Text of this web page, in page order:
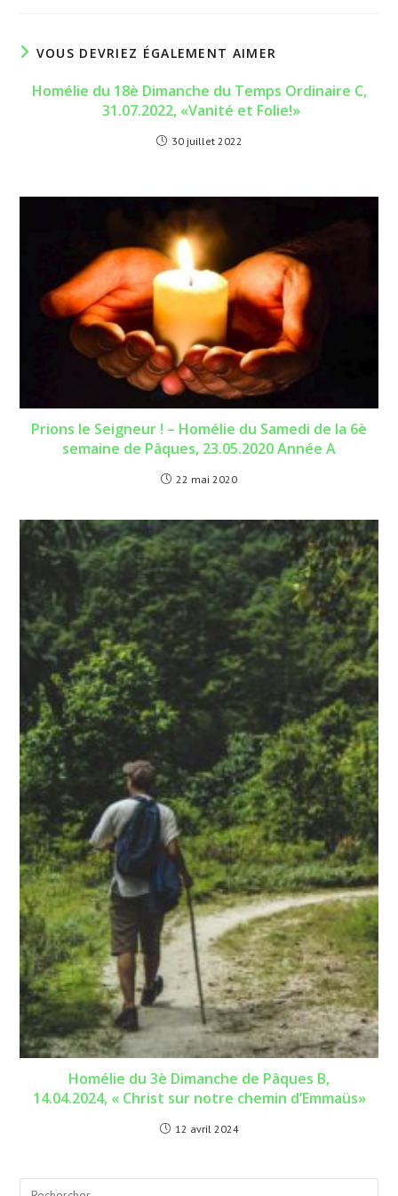
VOUS DEVRIEZ ÉGALEMENT AIMER
Homélie du 18è Dimanche du Temps Ordinaire C,
31.07.2022, «Vanité et Folie!»
30 juillet 2022
Prions le Seigneur ! – Homélie du Samedi de la 6è
semaine de Pâques, 23.05.2020 Année A
22 mai 2020
Homélie du 3è Dimanche de Pâques B,
14.04.2024, « Christ sur notre chemin d’Emmaüs»
12 avril 2024